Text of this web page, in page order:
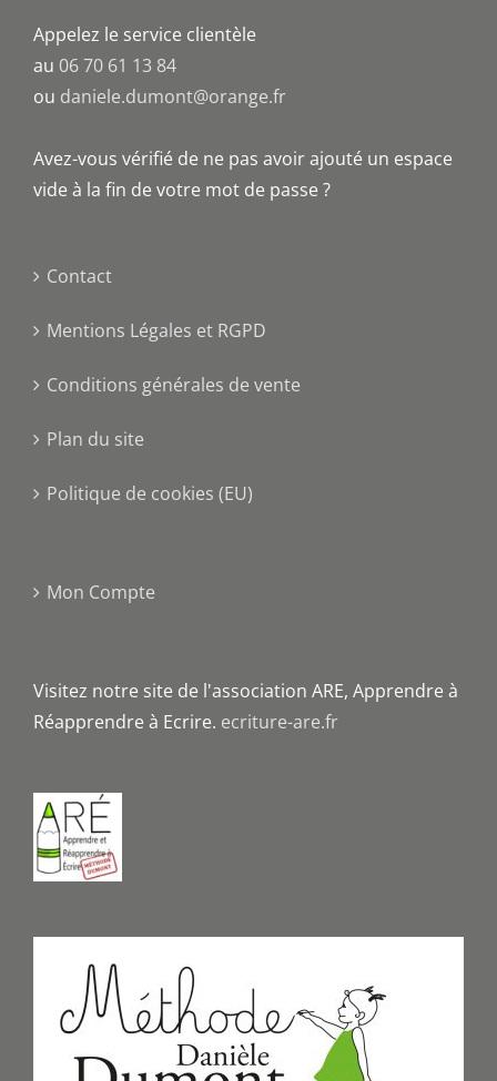
Appelez le service clientèle
au 06 70 61 13 84
ou daniele.dumont@orange.fr
Avez-vous vérifié de ne pas avoir ajouté un espace
vide à la fin de votre mot de passe ?
Contact
Mentions Légales et RGPD
Conditions générales de vente
Plan du site
Politique de cookies (EU)
Mon Compte
Visitez notre site de l'association ARE, Apprendre à
Réapprendre à Ecrire. ecriture-are.fr